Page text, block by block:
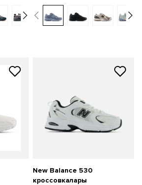
New Balance 530
кроссовкалары